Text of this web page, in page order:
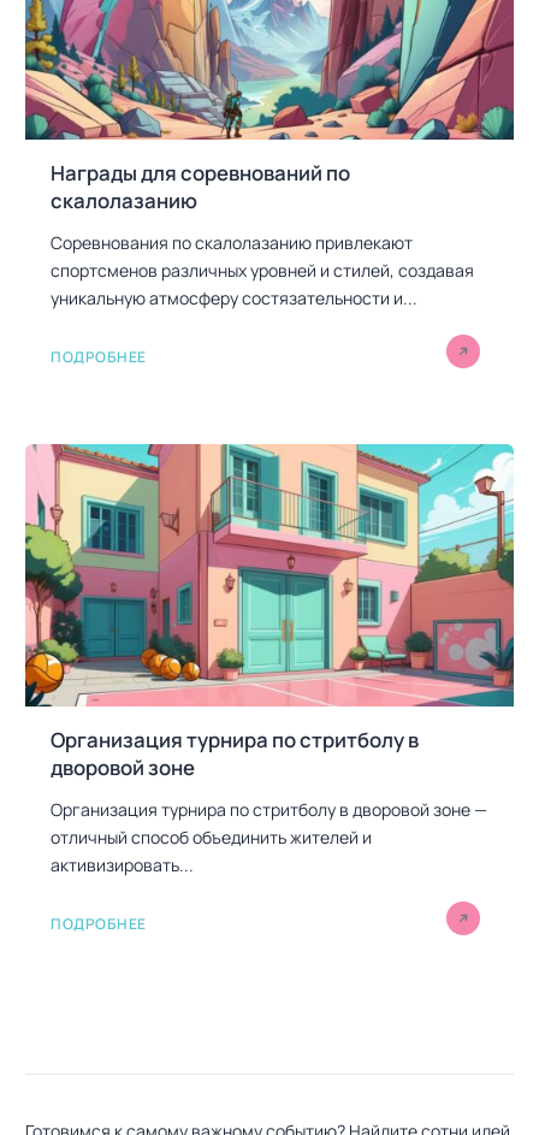
Награды для соревнований по
скалолазанию
Соревнования по скалолазанию привлекают
спортсменов различных уровней и стилей, создавая
уникальную атмосферу состязательности и...
ПОДРОБНЕЕ
Организация турнира по стритболу в
дворовой зоне
Организация турнира по стритболу в дворовой зоне —
отличный способ объединить жителей и
активизировать...
ПОДРОБНЕЕ